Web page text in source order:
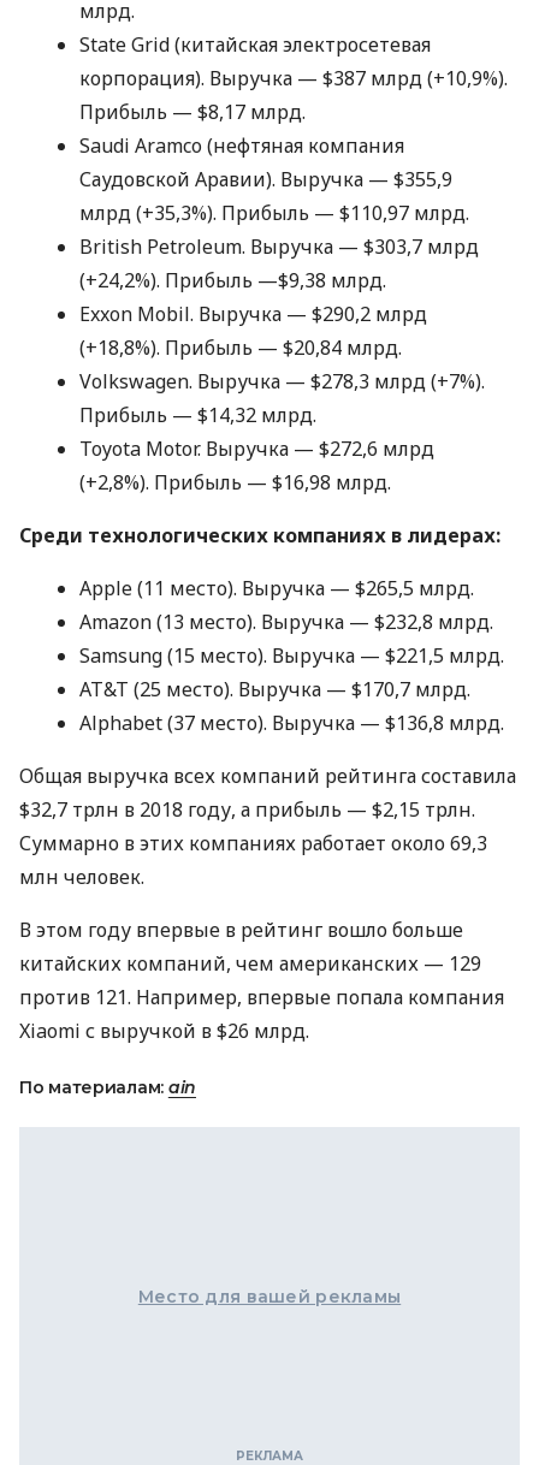
млрд.
State Grid (китайская электросетевая
корпорация). Выручка — $387 млрд (+10,9%).
Прибыль — $8,17 млрд.
Saudi Aramco (нефтяная компания
Саудовской Аравии). Выручка — $355,9
млрд (+35,3%). Прибыль — $110,97 млрд.
British Petroleum. Выручка — $303,7 млрд
(+24,2%). Прибыль —$9,38 млрд.
Exxon Mobil. Выручка — $290,2 млрд
(+18,8%). Прибыль — $20,84 млрд.
Volkswagen. Выручка — $278,3 млрд (+7%).
Прибыль — $14,32 млрд.
Toyota Motor. Выручка — $272,6 млрд
(+2,8%). Прибыль — $16,98 млрд.
Среди технологических компаниях в лидерах:
Apple (11 место). Выручка — $265,5 млрд.
Amazon (13 место). Выручка — $232,8 млрд.
Samsung (15 место). Выручка — $221,5 млрд.
AT&T (25 место). Выручка — $170,7 млрд.
Alphabet (37 место). Выручка — $136,8 млрд.
Общая выручка всех компаний рейтинга составила
$32,7 трлн в 2018 году, а прибыль — $2,15 трлн.
Суммарно в этих компаниях работает около 69,3
млн человек.
В этом году впервые в рейтинг вошло больше
китайских компаний, чем американских — 129
против 121. Например, впервые попала компания
Xiaomi с выручкой в $26 млрд.
По материалам: ain
Место для вашей рекламы